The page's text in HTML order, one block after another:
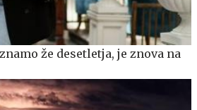
že desetletja, je znova na